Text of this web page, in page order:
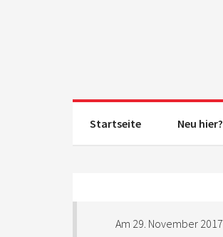
Startseite Neu hier?
Am 29. November 2017